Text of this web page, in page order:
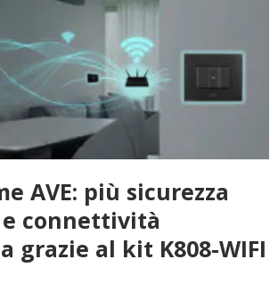
AVE: più sicurezza
e connettività
grazie al kit K808-WIFI